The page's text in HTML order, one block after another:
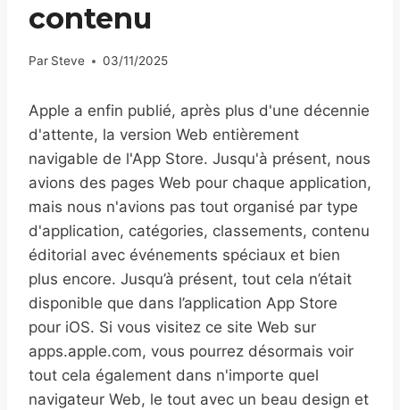
contenu
Par Steve 03/11/2025
Apple a enfin publié, après plus d'une décennie
d'attente, la version Web entièrement
navigable de l'App Store. Jusqu'à présent, nous
avions des pages Web pour chaque application,
mais nous n'avions pas tout organisé par type
d'application, catégories, classements, contenu
éditorial avec événements spéciaux et bien
plus encore. Jusqu’à présent, tout cela n’était
disponible que dans l’application App Store
pour iOS. Si vous visitez ce site Web sur
apps.apple.com, vous pourrez désormais voir
tout cela également dans n'importe quel
navigateur Web, le tout avec un beau design et